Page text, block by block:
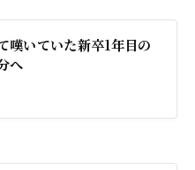
嘆いていた新卒1年目の
へ